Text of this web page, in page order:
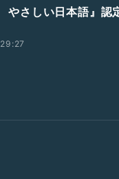
さしい日本語』認